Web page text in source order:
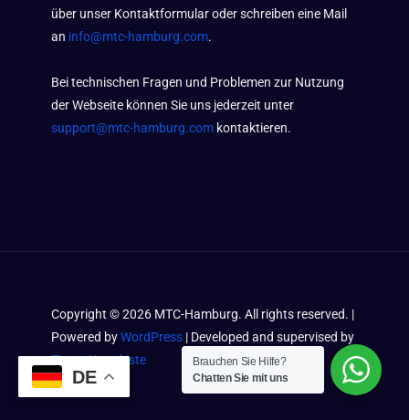
über unser Kontaktformular oder schreiben eine Mail
an info@mtc-hamburg.com.
Bei technischen Fragen und Problemen zur Nutzung
der Webseite können Sie uns jederzeit unter
support@mtc-hamburg.com kontaktieren.
Copyright ©2026 MTC-Hamburg. All rights reserved. |
Powered byWordPress | Developed and supervised by
Timos Kramkiste
DE
Brauchen Sie Hilfe?
Chatten Sie mit uns